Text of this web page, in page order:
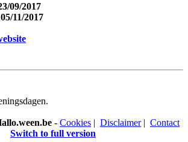
09/2017
05/11/2017
- Cookies | Disclaimer| Contact
Switch to full version